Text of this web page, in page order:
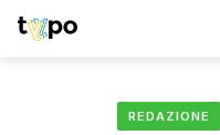
REDAZIONE